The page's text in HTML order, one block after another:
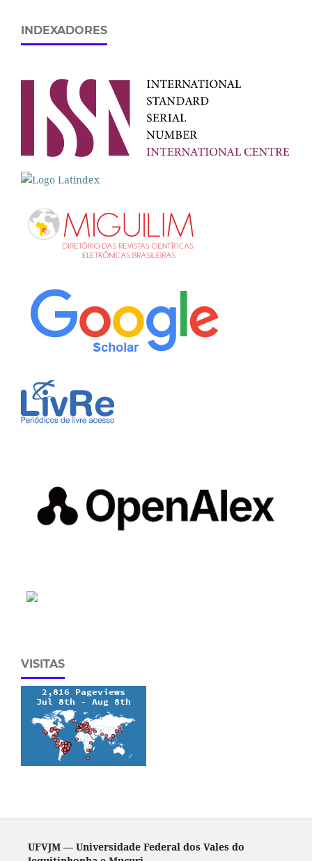
INDEXADORES
VISITAS
UFVJM — Universidade Federal dos Vales do